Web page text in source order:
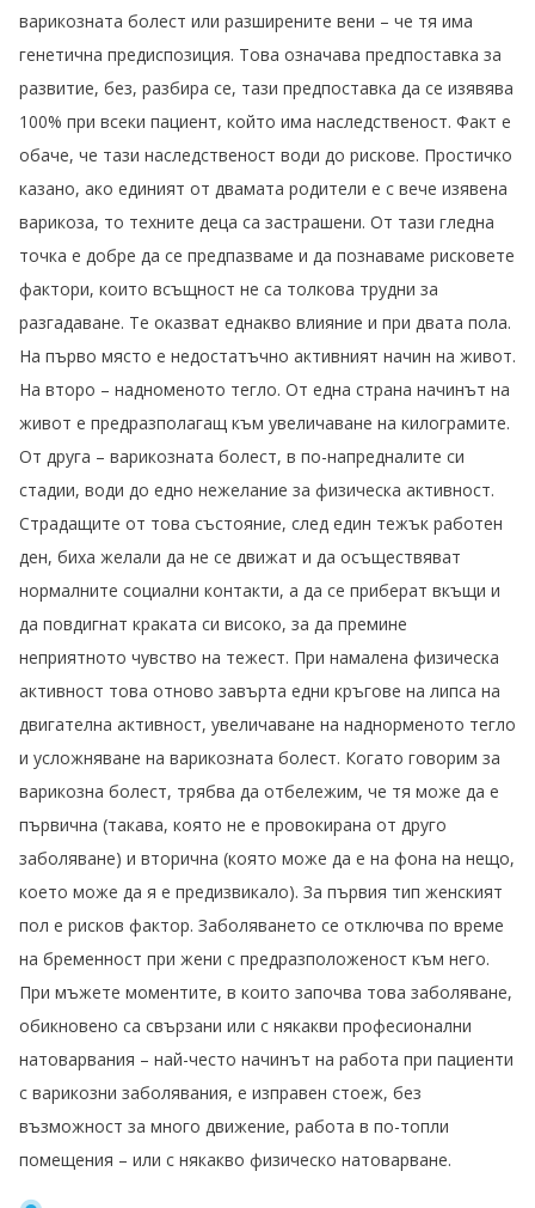
варикозната болест или разширените вени – че тя има
генетична предиспозиция. Това означава предпоставка за
развитие, без, разбира се, тази предпоставка да се изявява
100% при всеки пациент, който има наследственост. Факт е
обаче, че тази наследственост води до рискове. Простичко
казано, ако единият от двамата родители е с вече изявена
варикоза, то техните деца са застрашени. От тази гледна
точка е добре да се предпазваме и да познаваме рисковете
фактори, които всъщност не са толкова трудни за
разгадаване. Те оказват еднакво влияние и при двата пола.
На първо място е недостатъчно активният начин на живот.
На второ – надноменото тегло. От една страна начинът на
живот е предразполагащ към увеличаване на килограмите.
От друга – варикозната болест, в по-напредналите си
стадии, води до едно нежелание за физическа активност.
Страдащите от това състояние, след един тежък работен
ден, биха желали да не се движат и да осъществяват
нормалните социални контакти, а да се приберат вкъщи и
да повдигнат краката си високо, за да премине
неприятното чувство на тежест. При намалена физическа
активност това отново завърта едни кръгове на липса на
двигателна активност, увеличаване на наднорменото тегло
и усложняване на варикозната болест. Когато говорим за
варикозна болест, трябва да отбележим, че тя може да е
първична (такава, която не е провокирана от друго
заболяване) и вторична (която може да е на фона на нещо,
което може да я е предизвикало). За първия тип женският
пол е рисков фактор. Заболяването се отключва по време
на бременност при жени с предразположеност към него.
При мъжете моментите, в които започва това заболяване,
обикновено са свързани или с някакви професионални
натоварвания – най-често начинът на работа при пациенти
с варикозни заболявания, е изправен стоеж, без
възможност за много движение, работа в по-топли
помещения – или с някакво физическо натоварване.